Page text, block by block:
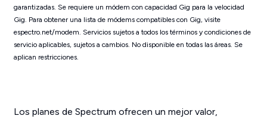
garantizadas. Se requiere un módem con capacidad Gig para la velocidad
Gig. Para obtener una lista de módems compatibles con Gig, visite
espectro.net/modem. Servicios sujetos a todos los términos y condiciones de
servicio aplicables, sujetos a cambios. No disponible en todas las áreas. Se
aplican restricciones.
Los planes de Spectrum ofrecen un mejor valor,